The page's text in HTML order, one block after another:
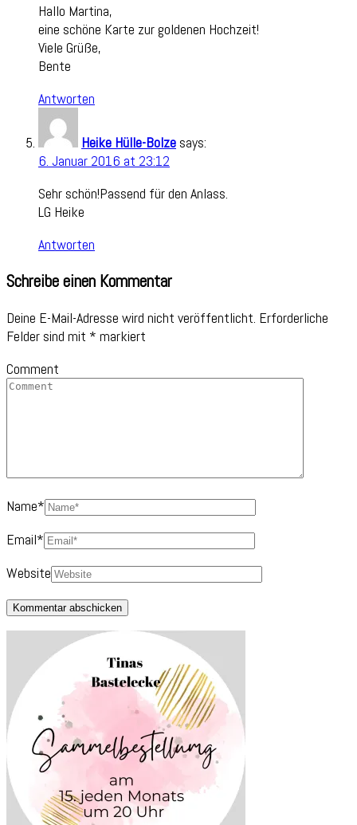
Hallo Martina,
eine schöne Karte zur goldenen Hochzeit!
Viele Grüße,
Bente
Antworten
Heike Hülle-Bolze says:
6. Januar 2016 at 23:12
Sehr schön!Passend für den Anlass.
LG Heike
Antworten
Schreibe einen Kommentar
Deine E-Mail-Adresse wird nicht veröffentlicht. Erforderliche
Felder sind mit * markiert
Comment
Name*
Email*
Website